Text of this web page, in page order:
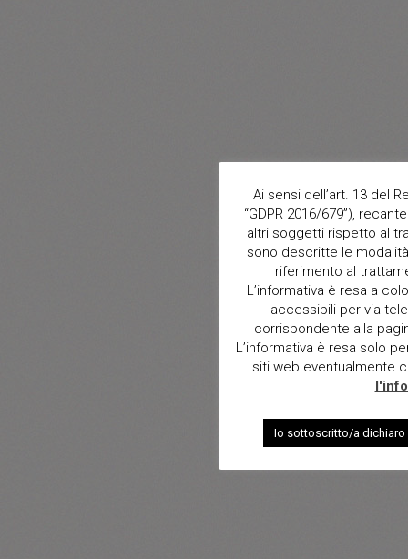
Ai sensi dell’art. 13 del
“GDPR 2016/679”),
altri soggetti rispetto al
sono descritte le
riferimento al
L’informativa è resa a
accessibili per via
corrispondente alla
L’informativa è resa solo
siti web eventualmente
Io sottoscritto/a dichiaro